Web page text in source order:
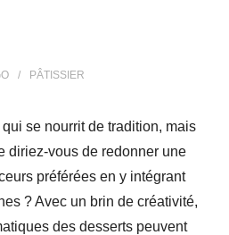
PÂTISSIER
se nourrit de tradition, mais
diriez-vous de redonner une
préférées en y intégrant
? Avec un brin de créativité,
des desserts peuvent